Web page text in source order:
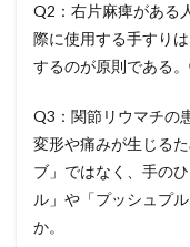
Q2：右片麻痺がある
際に使用する手すり
するのが原則である
Q3：関節リウマチの
変形や痛みが生じる
ブ」ではなく、手の
ル」や「プッシュプ
か。